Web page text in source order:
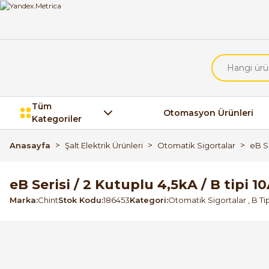
Tüm
Kategoriler
Otomasyon Ürünleri
Anasayfa Şalt Elektrik Ürünleri Otomatik Sigortalar eB
eB Serisi / 2 Kutuplu 4,5kA / B tipi
Marka ChintStok Kodu 186453Kategori Otomatik Sigortalar B